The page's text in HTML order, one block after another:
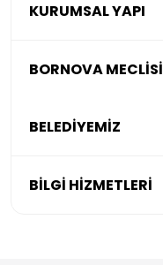
KURUMSAL YAPI
BORNOVA MECLİSİ
BELEDİYEMİZ
BİLGİ HİZMETLERİ